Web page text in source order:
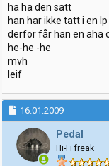
ha ha den satt
han har ikke tatt i en
derfor får han en aha
he-he -he
mvh
leif
16.01.2009
Pedal
Hi-Fi freak